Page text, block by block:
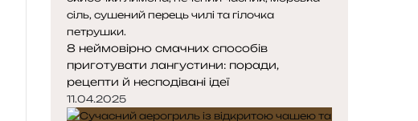
8 неймовірно смачних способів
приготувати лангустини: поради,
рецепти й несподівані ідеї
11.04.2025